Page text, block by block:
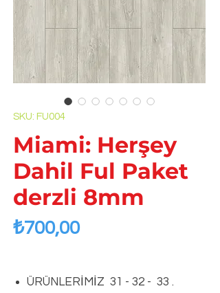
SKU: FU004
Miami: Herşey
Dahil Ful Paket
derzli 8mm
₺700,00Price
ÜRÜNLERİMİZ 31 - 32 - 33 .